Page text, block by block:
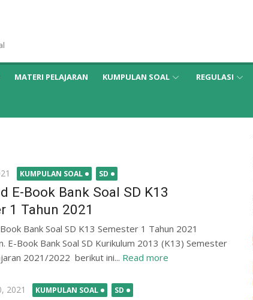
MATERI PELAJARAN KUMPULAN SOAL REGULASI
KUMPULAN SOAL SD
E-Book Bank Soal SD K13
1 Tahun 2021
Bank Soal SD K13 Semester 1 Tahun 2021
E-Book Bank Soal SD Kurikulum 2013 (K13) Semester
2021/2022 berikut ini... Read more
2021 KUMPULAN SOAL SD